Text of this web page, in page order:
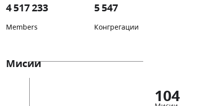
4 517 233
Members
5 547
Конгрегации
Мисии
104